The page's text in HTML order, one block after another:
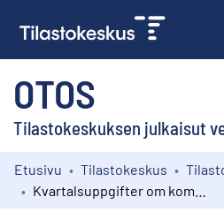
OTOS
Tilastokeskuksen julkaisut
Kokoelmat
Etusivu Tilastokeskus